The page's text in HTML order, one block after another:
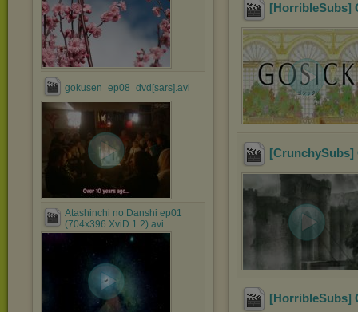
gokusen_ep08_dvd[sars].avi
Atashinchi no Danshi ep01
(704x396 XviD 1.2).avi
[HorribleSubs]
[CrunchySubs]
[HorribleSubs]